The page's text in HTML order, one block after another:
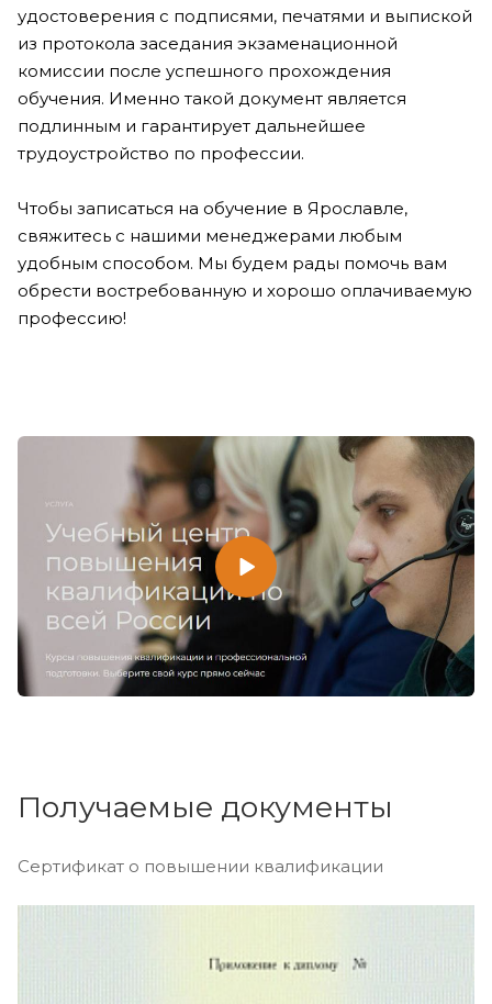
удостоверения с подписями, печатями и выпиской
из протокола заседания экзаменационной
комиссии после успешного прохождения
обучения. Именно такой документ является
подлинным и гарантирует дальнейшее
трудоустройство по профессии.
Чтобы записаться на обучение в Ярославле,
свяжитесь с нашими менеджерами любым
удобным способом. Мы будем рады помочь вам
обрести востребованную и хорошо оплачиваемую
профессию!
Получаемые документы
Сертификат о повышении квалификации